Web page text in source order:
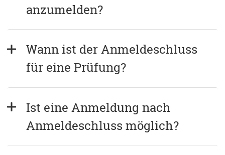
anzumelden?
Wann ist der Anmeldeschluss
für eine Prüfung?
Ist eine Anmeldung nach
Anmeldeschluss möglich?